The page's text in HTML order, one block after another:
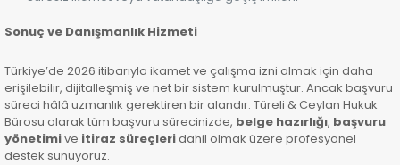
Sonuç ve Danışmanlık Hizmeti
Türkiye’de 2026 itibarıyla ikamet ve çalışma izni almak için daha
erişilebilir, dijitalleşmiş ve net bir sistem kurulmuştur. Ancak başvuru
süreci hâlâ uzmanlık gerektiren bir alandır. Türeli & Ceylan Hukuk
Bürosu olarak tüm başvuru sürecinizde, belge hazırlığı, başvuru
yönetimive itiraz süreçleridahil olmak üzere profesyonel
destek sunuyoruz.